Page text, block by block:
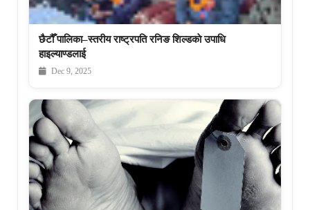
छैटौँ पालिका–स्तरीय राष्ट्रपति रनिङ शिल्डकाे उपाधि
हाइल्याण्डलाई
Dec 9, 2025